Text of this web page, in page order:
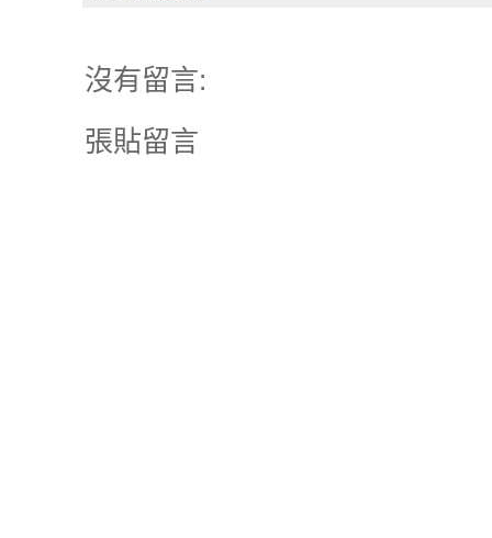
沒有留言:
張貼留言